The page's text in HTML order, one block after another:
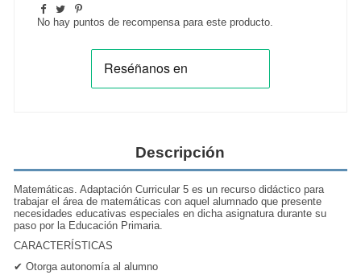
No hay puntos de recompensa para este producto.
Descripción
Matemáticas. Adaptación Curricular 5 es un recurso didáctico para
trabajar el área de matemáticas con aquel alumnado que presente
necesidades educativas especiales en dicha asignatura durante su
paso por la Educación Primaria.
CARACTERÍSTICAS
✔ Otorga autonomía al alumno